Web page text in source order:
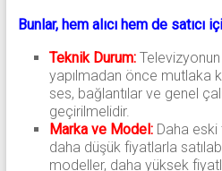
Bunlar, hem alıcı hem de satıcı
Teknik Durum:
yapılmadan önce mutlaka
ses, bağlantılar ve genel
geçirilmelidir.
Marka ve Model:Daha eski
daha düşük fiyatlarla
modeller, daha yüksek